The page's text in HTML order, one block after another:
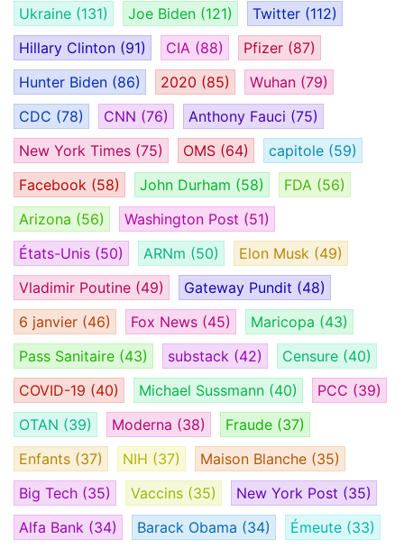
Ukraine (131) Joe Biden (121) Twitter (112)
Hillary Clinton (91) CIA (88) Pfizer (87)
Hunter Biden (86) 2020 (85) Wuhan (79)
CDC (78) CNN (76) Anthony Fauci (75)
New York Times (75) OMS (64) capitole (59)
Facebook (58) John Durham (58) FDA (56)
Arizona (56) Washington Post (51)
États-Unis (50) ARNm (50) Elon Musk (49)
Vladimir Poutine (49) Gateway Pundit (48)
6 janvier (46) Fox News (45) Maricopa (43)
Pass Sanitaire (43) substack (42) Censure (40)
COVID-19 (40) Michael Sussmann (40) PCC (39)
OTAN (39) Moderna (38) Fraude (37)
Enfants (37) NIH (37) Maison Blanche (35)
Big Tech (35) Vaccins (35) New York Post (35)
Alfa Bank (34) Barack Obama (34) Émeute (33)